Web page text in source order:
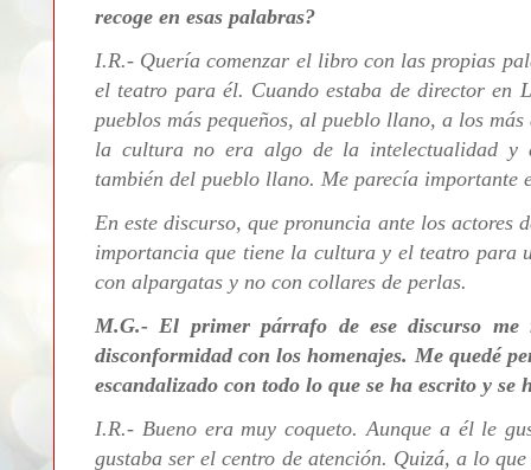
recoge en esas palabras?
I.R.- Quería comenzar el libro con las propias
el teatro para él. Cuando estaba de director
pueblos más pequeños, al pueblo llano, a los
la cultura no era algo de la intelectualidad y
también del pueblo llano. Me parecía importante
En este discurso, que pronuncia ante los actores
importancia que tiene la cultura y el teatro para
con alpargatas y no con collares de perlas.
M.G.- El primer párrafo de ese discurso me
disconformidad con los homenajes. Me quedé
escandalizado con todo lo que se ha escrito y se
I.R.- Bueno era muy coqueto. Aunque a él le
gustaba ser el centro de atención. Quizá, a lo